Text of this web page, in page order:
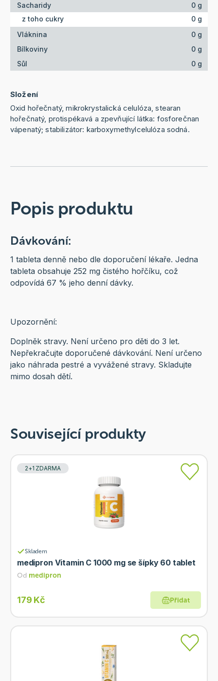
Sacharidy
0 g
z toho cukry
0 g
Vláknina
0 g
Bílkoviny
0 g
Sůl
0 g
Složení
Oxid hořečnatý, mikrokrystalická celulóza, stearan
hořečnatý, protispékavá a zpevňující látka: fosforečnan
vápenatý; stabilizátor: karboxymethylcelulóza sodná.
Popis produktu
Dávkování:
1 tableta denně nebo dle doporučení lékaře. Jedna
tableta obsahuje 252 mg čistého hořčíku, což
odpovídá 67 % jeho denní dávky.
Upozornění:
Doplněk stravy. Není určeno pro děti do 3 let.
Nepřekračujte doporučené dávkování. Není určeno
jako náhrada pestré a vyvážené stravy. Skladujte
mimo dosah dětí.
Související produkty
2+1 ZDARMA
Skladem
medipron Vitamin C 1000 mg se šípky 60 tablet
Od medipron
179 Kč Přidat